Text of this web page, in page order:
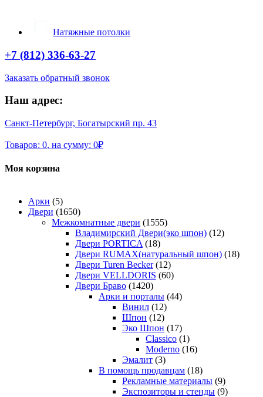
Натяжные потолки
+7 (812) 336-63-27
Заказать обратный звонок
Наш адрес:
Санкт-Петербург, Богатырский пр. 43
Товаров: 0, на сумму: 0₽
Моя корзина
Арки (5)
Двери (1650)
Межкомнатные двери (1555)
Владимирский Двери(эко шпон) (12)
Двери PORTICA (18)
Двери RUMAX(натуральный шпон) (18)
Двери Turen Becker (12)
Двери VELLDORIS (60)
Двери Браво (1420)
Арки и порталы (44)
Винил (12)
Шпон (12)
Эко Шпон (17)
Classico (1)
Moderno (16)
Эмалит (3)
В помощь продавцам (18)
Рекламные материалы (9)
Экспозиторы и стенды (9)